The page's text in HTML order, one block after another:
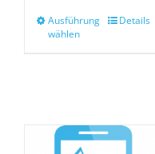
Ausführung
wählen
Details